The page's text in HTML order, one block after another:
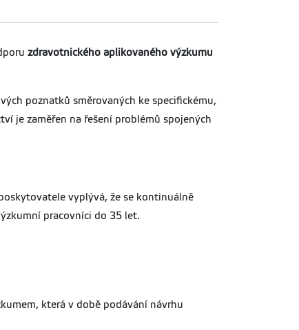
zdravotnického aplikovaného výzkumu
poznatků směrovaných ke specifickému,
je zaměřen na řešení problémů spojených
vyplývá, že se kontinuálně
pracovníci do 35 let.
která v době podávání návrhu